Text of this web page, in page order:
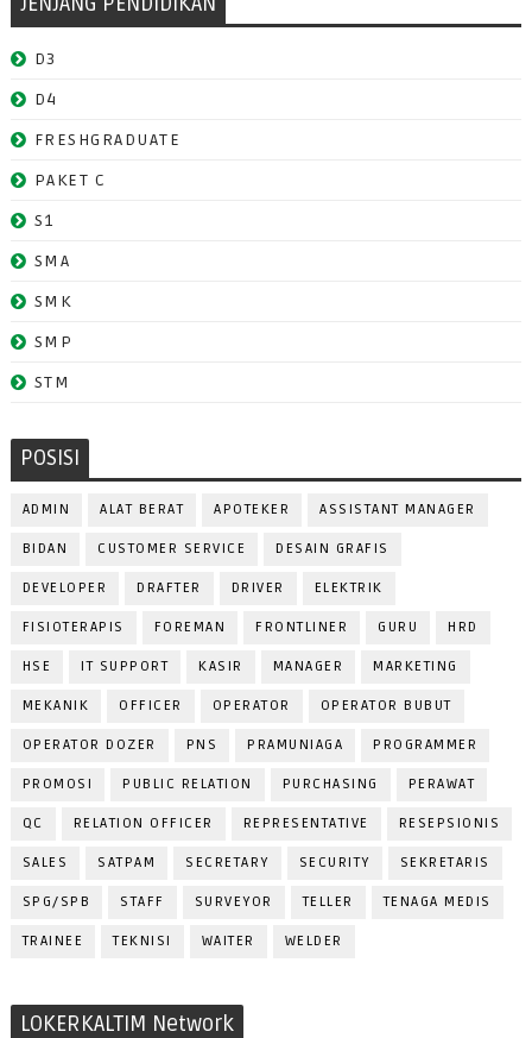
D3
D4
FRESHGRADUATE
PAKET C
S1
SMA
SMK
SMP
STM
POSISI
ADMIN ALAT BERAT APOTEKER ASSISTANT MANAGER
BIDAN CUSTOMER SERVICE DESAIN GRAFIS
DEVELOPER DRAFTER DRIVER ELEKTRIK
FISIOTERAPIS FOREMAN FRONTLINER GURU HRD
HSE IT SUPPORT KASIR MANAGER MARKETING
MEKANIK OFFICER OPERATOR OPERATOR BUBUT
OPERATOR DOZER PNS PRAMUNIAGA PROGRAMMER
PROMOSI PUBLIC RELATION PURCHASING PERAWAT
QC RELATION OFFICER REPRESENTATIVE RESEPSIONIS
SALES SATPAM SECRETARY SECURITY SEKRETARIS
SPG/SPB STAFF SURVEYOR TELLER TENAGA MEDIS
TRAINEE TEKNISI WAITER WELDER
LOKERKALTIM Network